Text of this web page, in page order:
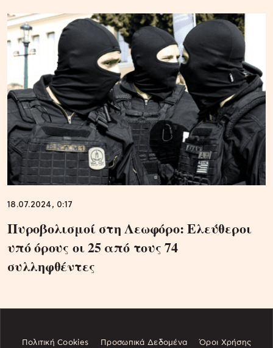
18.07.2024, 0:17
Πυροβολισμοί στη Λεωφόρο: Ελεύθεροι
υπό όρους οι 25 από τους 74
συλληφθέντες
Πολιτική Cookies Προσωπικά Δεδομένα Όροι Χρήσης